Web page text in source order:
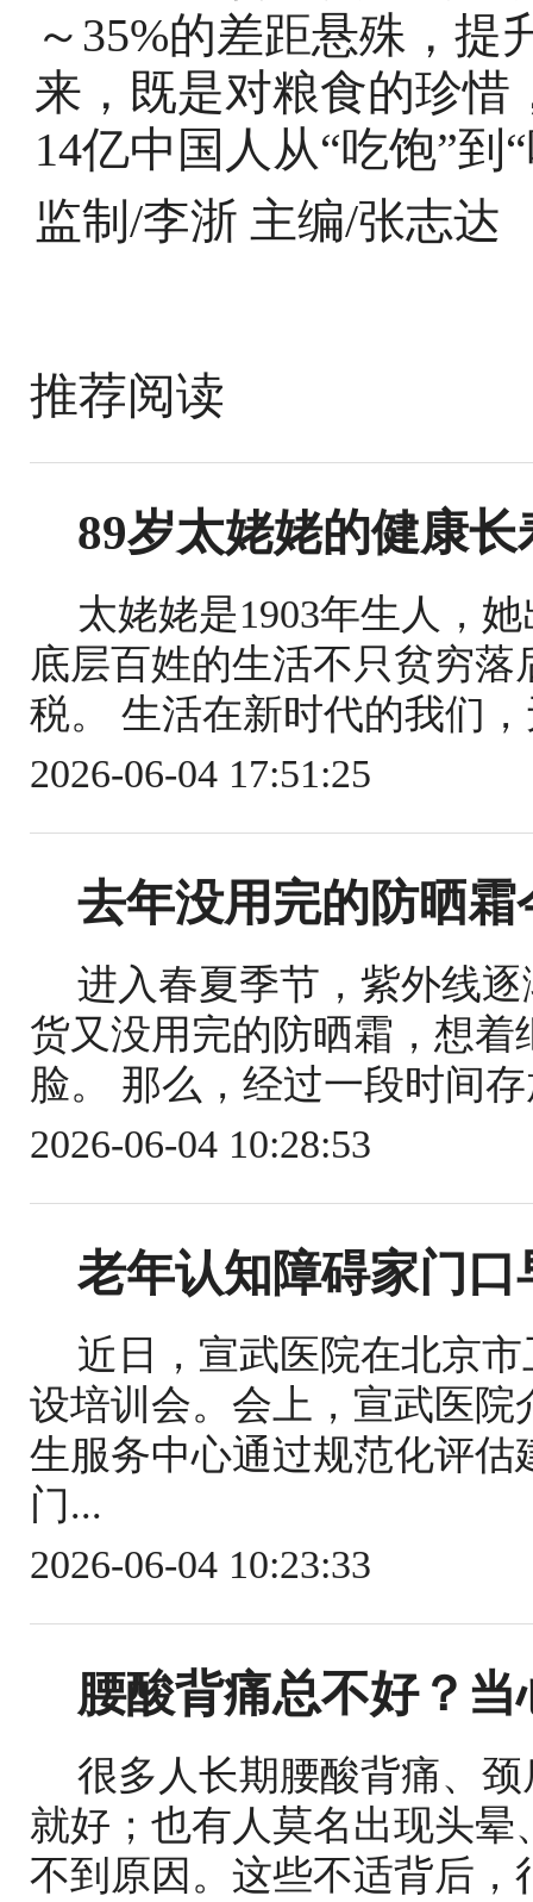
～35%的差距悬殊，提
来，既是对粮食的珍惜
14亿中国人从“吃饱”到
监制/李浙 主编/张志达
推荐阅读
89岁太姥姥的健康
太姥姥是1903年生人，
底层百姓的生活不只贫穷
税。 生活在新时代的我们
2026-06-04 17:51:25
去年没用完的防晒
进入春夏季节，紫外线
货又没用完的防晒霜，想
脸。 那么，经过一段时间
2026-06-04 10:28:53
老年认知障碍家门口
近日，宣武医院在北京
设培训会。会上，宣武医院
生服务中心通过规范化评
门...
2026-06-04 10:23:33
腰酸背痛总不好？
很多人长期腰酸背痛、
就好；也有人莫名出现头
不到原因。这些不适背后